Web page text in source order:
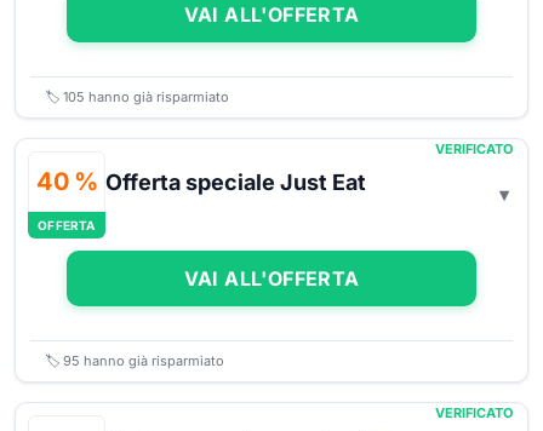
VAI ALL'OFFERTA
🏷️ 105 hanno già risparmiato
40 %
OFFERTA
VERIFICATO
Offerta speciale Just Eat
VAI ALL'OFFERTA
🏷️ 95 hanno già risparmiato
VERIFICATO